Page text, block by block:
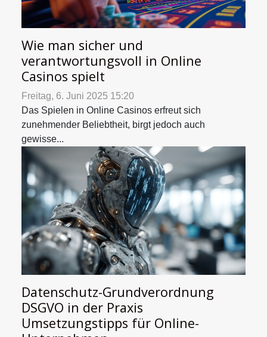
Wie man sicher und
verantwortungsvoll in Online
Casinos spielt
Freitag, 6. Juni 2025 15:20
Das Spielen in Online Casinos erfreut sich
zunehmender Beliebtheit, birgt jedoch auch
gewisse...
Datenschutz-Grundverordnung
DSGVO in der Praxis
Umsetzungstipps für Online-